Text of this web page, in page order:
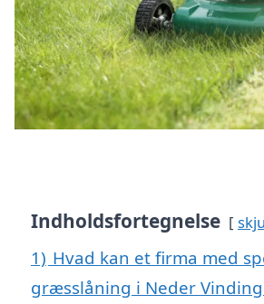
Indholdsfortegnelse
1) Hvad kan et firma med
græsslåning i Neder